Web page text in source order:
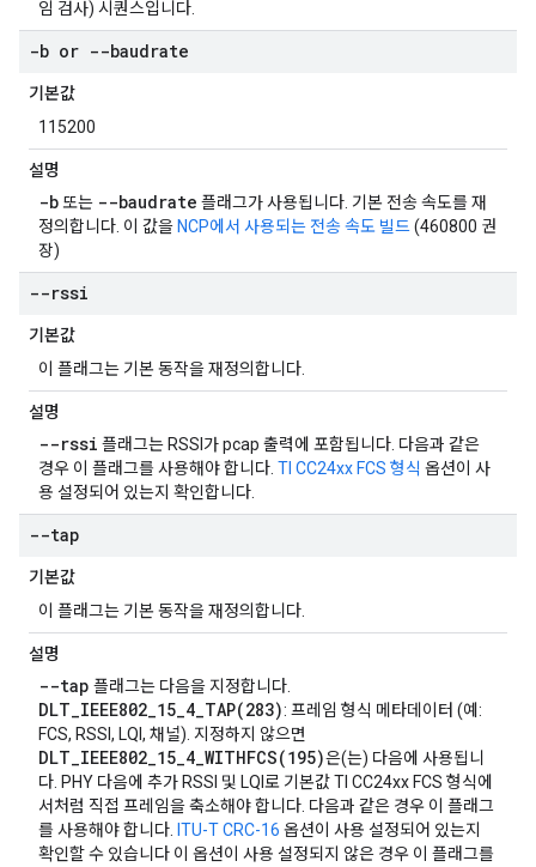
임 검사) 시퀀스입니다.
-b or --baudrate
기본값
115200
설명
-b 또는 --baudrate 플래그가 사용됩니다. 기본 전송 속도를 재
정의합니다. 이 값을 NCP에서 사용되는 전송 속도 빌드(460800 권
장)
--rssi
기본값
이 플래그는 기본 동작을 재정의합니다.
설명
--rssi 플래그는 RSSI가 pcap 출력에 포함됩니다. 다음과 같은
경우 이 플래그를 사용해야 합니다. TI CC24xx FCS 형식 옵션이 사
용 설정되어 있는지 확인합니다.
--tap
기본값
이 플래그는 기본 동작을 재정의합니다.
설명
--tap 플래그는 다음을 지정합니다.
DLT_IEEE802_15_4_TAP(283): 프레임 형식 메타데이터 (예:
FCS, RSSI, LQI, 채널). 지정하지 않으면
DLT_IEEE802_15_4_WITHFCS(195)은(는) 다음에 사용됩니
다. PHY 다음에 추가 RSSI 및 LQI로 기본값 TI CC24xx FCS 형식에
서처럼 직접 프레임을 축소해야 합니다. 다음과 같은 경우 이 플래그
를 사용해야 합니다. ITU-T CRC-16 옵션이 사용 설정되어 있는지
확인할 수 있습니다 이 옵션이 사용 설정되지 않은 경우 이 플래그를